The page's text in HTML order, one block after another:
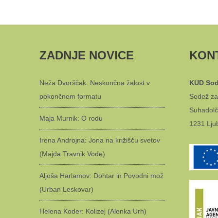
ZADNJE NOVICE
Neža Dvorščak: Neskončna žalost v
pokončnem formatu
Maja Murnik: O rodu
Irena Androjna: Jona na križišču svetov
(Majda Travnik Vode)
Aljoša Harlamov: Dohtar in Povodni mož
(Urban Leskovar)
Helena Koder: Kolizej (Alenka Urh)
KUD
Sedež
1231